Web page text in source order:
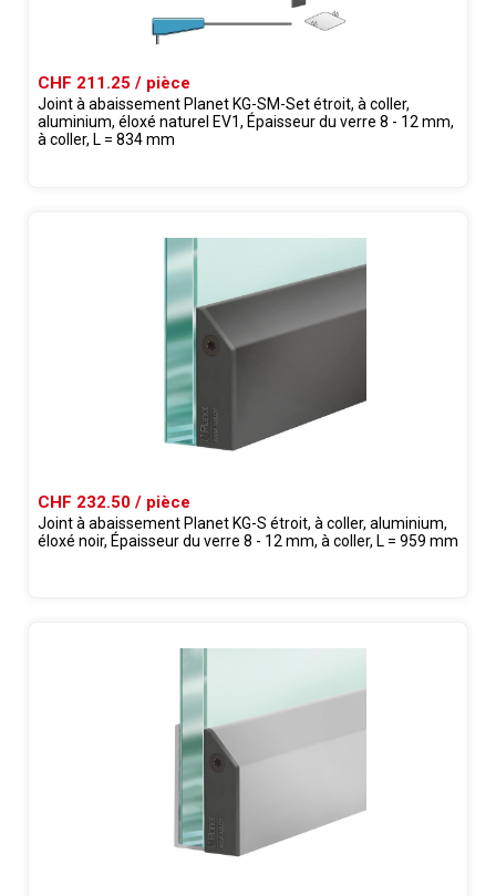
CHF 211.25 / pièce
Joint à abaissement Planet KG-SM-Set étroit, à coller,
aluminium, éloxé naturel EV1, Épaisseur du verre 8 - 12 mm,
à coller, L = 834 mm
CHF 232.50 / pièce
Joint à abaissement Planet KG-S étroit, à coller, aluminium,
éloxé noir, Épaisseur du verre 8 - 12 mm, à coller, L = 959 mm